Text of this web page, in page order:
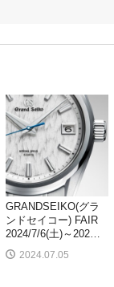
GRANDSEIKO(グラ
ンドセイコー) FAIR
2024/7/6(土)～202…
2024.07.05